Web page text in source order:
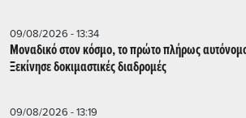
09/08/2026 - 13:34
Μοναδικό στον κόσμο, το πρώτο πλήρως
Ξεκίνησε δοκιμαστικές διαδρομές
09/08/2026 - 13:19